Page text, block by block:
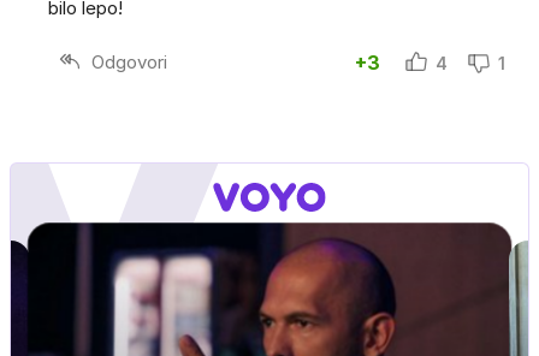
bilo lepo!
Odgovori +3 4 1